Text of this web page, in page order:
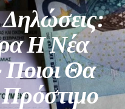
Η Νέα
Θα